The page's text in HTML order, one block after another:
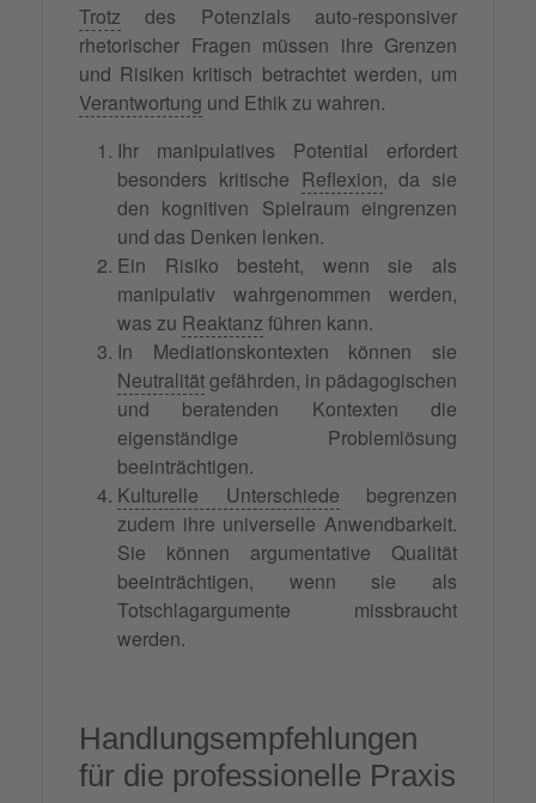
Trotz des Potenzials auto-responsiver
rhetorischer Fragen müssen ihre Grenzen
und Risiken kritisch betrachtet werden, um
Verantwortung und Ethik zu wahren.
Ihr manipulatives Potential erfordert
besonders kritische Reflexion, da sie
den kognitiven Spielraum eingrenzen
und das Denken lenken.
Ein Risiko besteht, wenn sie als
manipulativ wahrgenommen werden,
was zu Reaktanz führen kann.
In Mediationskontexten können sie
Neutralitätgefährden, in pädagogischen
und beratenden Kontexten die
eigenständige Problemlösung
beeinträchtigen.
Kulturelle Unterschiede begrenzen
zudem ihre universelle Anwendbarkeit.
Sie können argumentative Qualität
beeinträchtigen, wenn sie als
Totschlagargumente missbraucht
werden.
Handlungsempfehlungen
für die professionelle Praxis